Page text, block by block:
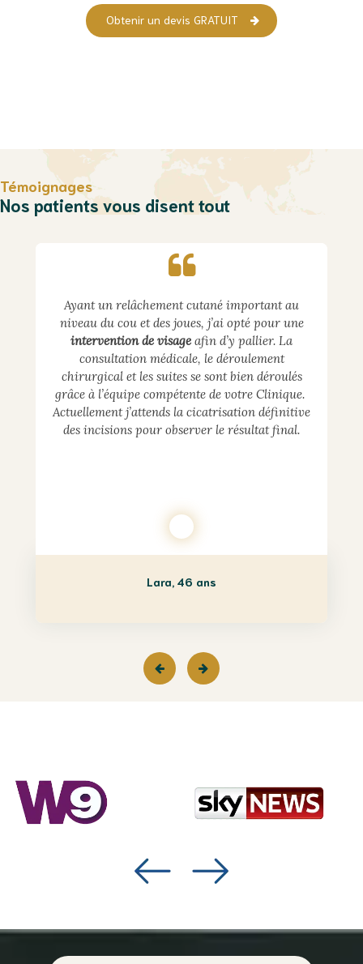
Obtenir un devis GRATUIT
Témoignages
Nos patients vous disent tout
Ayant un relâchement cutané important au
niveau du cou et des joues, j’ai opté pour une
intervention de visage afin d’y pallier. La
consultation médicale, le déroulement
chirurgical et les suites se sont bien déroulés
grâce à l’équipe compétente de votre Clinique.
Actuellement j’attends la cicatrisation définitive
des incisions pour observer le résultat final.
Lara, 46 ans